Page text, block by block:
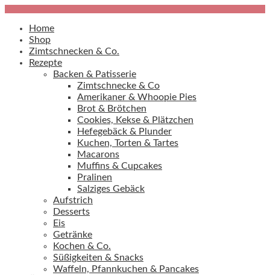
Home
Shop
Zimtschnecken & Co.
Rezepte
Backen & Patisserie
Zimtschnecke & Co
Amerikaner & Whoopie Pies
Brot & Brötchen
Cookies, Kekse & Plätzchen
Hefegebäck & Plunder
Kuchen, Torten & Tartes
Macarons
Muffins & Cupcakes
Pralinen
Salziges Gebäck
Aufstrich
Desserts
Eis
Getränke
Kochen & Co.
Süßigkeiten & Snacks
Waffeln, Pfannkuchen & Pancakes